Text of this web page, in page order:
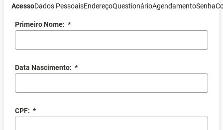
AcessoDados PessoaisEndereçoQuestionárioAgendamentoSenha
Primeiro Nome: *
Data Nascimento: *
CPF: *